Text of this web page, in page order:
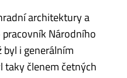
architektury a
Národního
i generálním
taky členem četných